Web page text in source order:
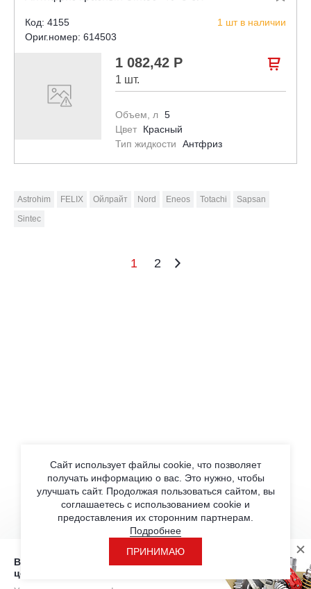
Код: 4155
1 шт в наличии
Ориг.номер: 614503
1 082,42 Р
1 шт.

Объем, л 5
Цвет
Красный
Тип жидкости
Антфриз
Astrohim FELIX Ойлрайт Nord Eneos Totachi
Sapsan
Sintec
1 2 
Вы находитесь на странице с розничными
ценами
Сайт использует файлы cookie, что позволяет
получать информацию о вас. Это нужно, чтобы
улучшать сайт. Продолжая пользоваться сайтом, вы
соглашаетесь с использованием cookie и
предоставления их сторонним партнерам.
Подробнее
ПРИНИМАЮ